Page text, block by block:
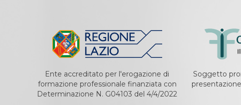
Ente accreditato per l'erogazione di
formazione professionale finanziata con
Determinazione N. G04103 del 4/4/2022
Soggetto